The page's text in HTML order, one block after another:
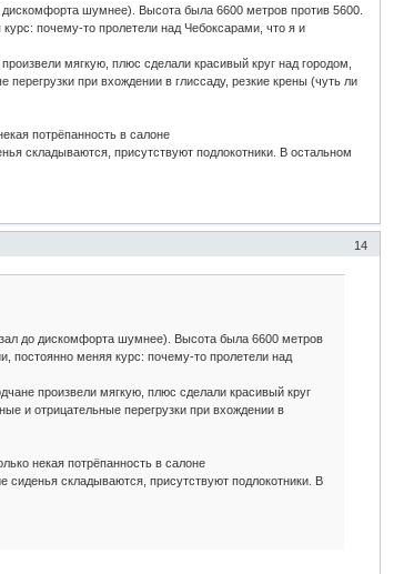
шумнее). Высота была 6600 метров против 5600.
почему-то пролетели над Чебоксарами, что я и
мягкую, плюс сделали красивый круг над городом,
при вхождении в глиссаду, резкие крены (чуть ли
потрёпанность в салоне
складываются, присутствуют подлокотники. В остальном
14
до дискомфорта шумнее). Высота была 6600 метров
постоянно меняя курс: почему-то пролетели над
произвели мягкую, плюс сделали красивый круг
и отрицательные перегрузки при вхождении в
некая потрёпанность в салоне
складываются, присутствуют подлокотники. В